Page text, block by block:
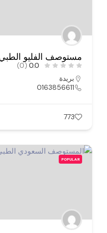
مستوصف الفليو
0.0
(0)
بريدة
0163856611
773
POPULAR